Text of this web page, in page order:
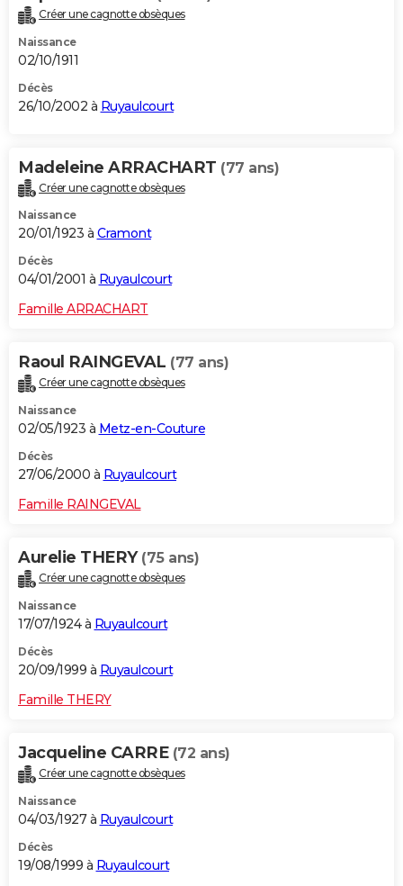
Créer une cagnotte obsèques
Naissance
02/10/1911
Décès
26/10/2002 à Ruyaulcourt
Madeleine ARRACHART (77 ans)
Créer une cagnotte obsèques
Naissance
20/01/1923 à Cramont
Décès
04/01/2001 à Ruyaulcourt
Famille ARRACHART
Raoul RAINGEVAL (77 ans)
Créer une cagnotte obsèques
Naissance
02/05/1923 à Metz-en-Couture
Décès
27/06/2000 à Ruyaulcourt
Famille RAINGEVAL
Aurelie THERY (75 ans)
Créer une cagnotte obsèques
Naissance
17/07/1924 à Ruyaulcourt
Décès
20/09/1999 à Ruyaulcourt
Famille THERY
Jacqueline CARRE (72 ans)
Créer une cagnotte obsèques
Naissance
04/03/1927 à Ruyaulcourt
Décès
19/08/1999 à Ruyaulcourt